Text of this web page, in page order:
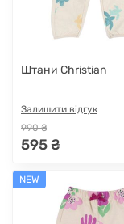
Штани Christian
Залишити відгук
990 ₴
595 ₴
NEW